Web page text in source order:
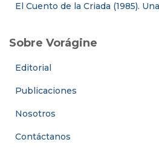
El Cuento de la Criada (1985).
Sobre Vorágine
Editorial
Publicaciones
Nosotros
Contáctanos